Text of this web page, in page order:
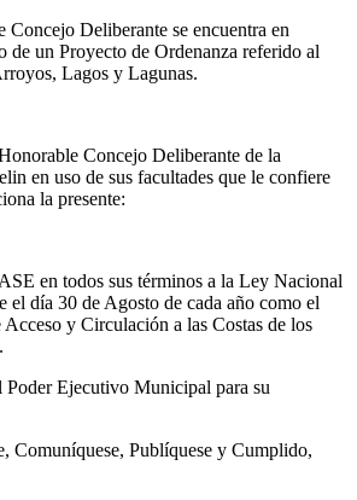
Concejo Deliberante se encuentra en
de un Proyecto de Ordenanza referido al
Lagos y Lagunas.
Deliberante de la
en uso de sus facultades que le confiere
la presente:
en todos sus términos a la Ley Nacional
el día 30 de Agosto de cada año como el
y Circulación a las Costas de los
Poder Ejecutivo Municipal para su
Comuníquese, Publíquese y Cumplido,